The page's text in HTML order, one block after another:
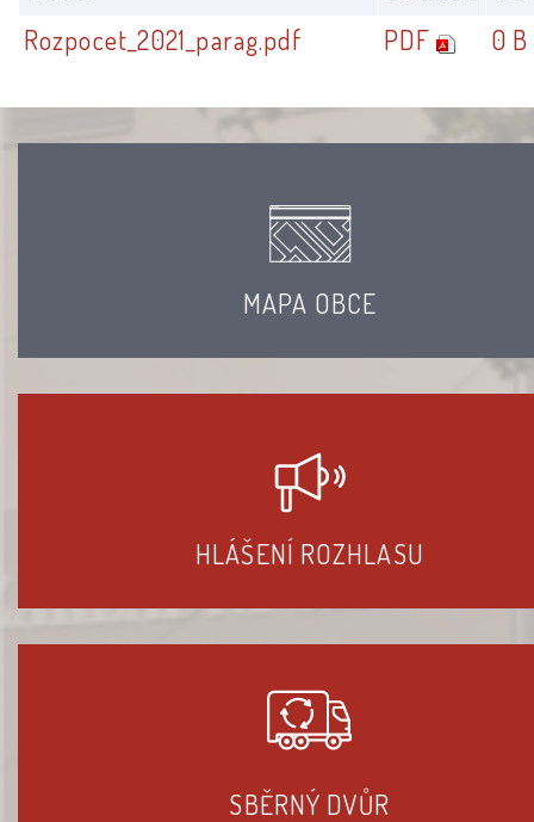
Rozpocet_2021_parag.pdf
PDF 0 B
MAPA OBCE
HLÁŠENÍ ROZHLASU
SBĚRNÝ DVŮR